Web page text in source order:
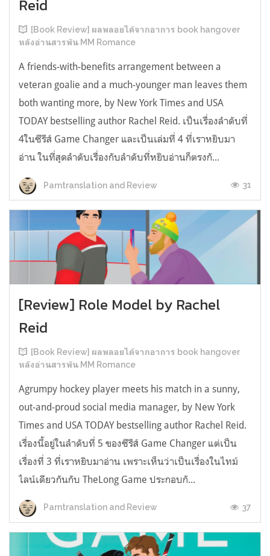
Reid
[Book Review] ผลพลอยได้จากอาการ book hangover
หลังอ่านสารพัน MM Romance
A friends-with-benefits arrangement between a
veteran goalie and a much-younger man leaves them
both wanting more, by New York Times and USA
TODAY bestselling author Rachel Reid. เป็นเรื่องลำดับที่
4ในซีรีส์ Game Changer และเป็นเล่มที่ 4 ที่เราหยิบมา
อ่าน ในที่สุดลำดับเรื่องกับลำดับที่หยิบอ่านก็ตรงกั...
Parntranslation and Review 31
[Review] Role Model by Rachel
Reid
[Book Review] ผลพลอยได้จากอาการ book hangover
หลังอ่านสารพัน MM Romance
Agrumpy hockey player meets his match in a sunny,
out-and-proud social media manager, by New York
Times and USA TODAY bestselling author Rachel Reid.
เรื่องนี้อยู่ในลำดับที่ 5 ของซีรีส์ Game Changer แต่เป็น
เรื่องที่ 3 ที่เราหยิบมาอ่าน เพราะเห็นว่าเป็นเรื่องในไทม์
ไลน์เดียวกันกับ TheLong Game ประกอบกั...
Parntranslation and Review 37